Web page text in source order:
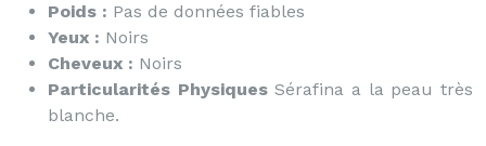
Poids : Pas de données fiables
Yeux : Noirs
Cheveux : Noirs
Particularités PhysiquesSérafina a la peau très
blanche.